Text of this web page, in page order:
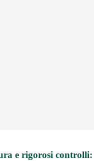
e rigorosi controlli: